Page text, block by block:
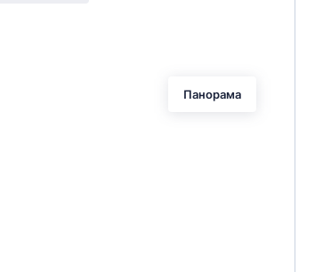
Панорама